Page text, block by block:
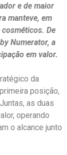
e de maior
manteve, em
De
Numerator, a
em valor.
da
posição,
as duas
operando
o alcance junto